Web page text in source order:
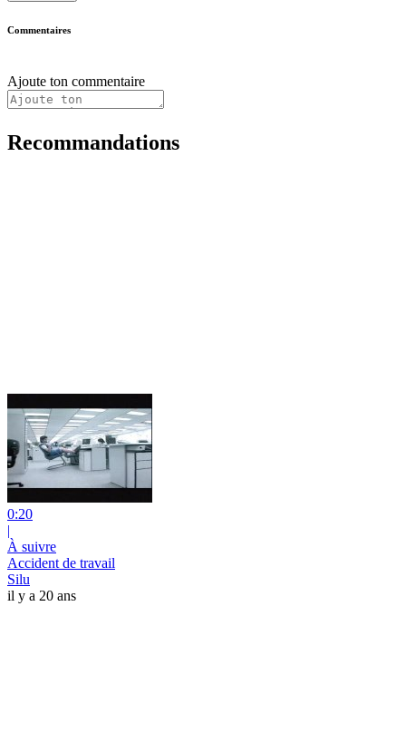
Commentaires
Ajoute ton commentaire
Recommandations
0:20
|
À suivre
Accident de travail
Silu
il y a 20 ans